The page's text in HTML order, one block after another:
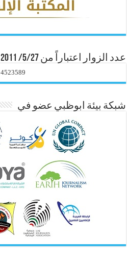
عدد الزوار اعتباراً من 5/27/ 2011
4523589
شبكة بيئة ابوظبي عضو في